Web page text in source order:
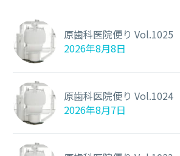
原歯科医院便り Vol.1025
2026年8月8日
原歯科医院便り Vol.1024
2026年8月7日